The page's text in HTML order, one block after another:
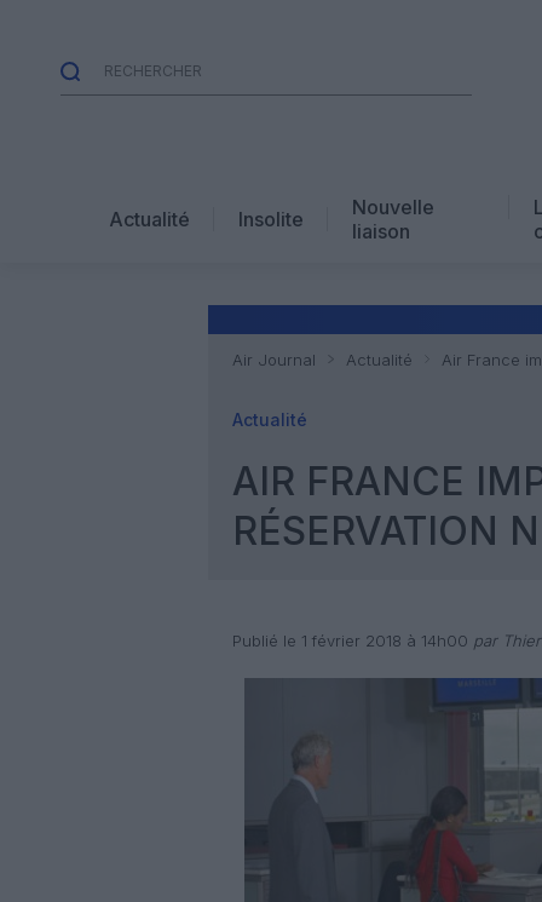
Actualité Insolite
Nouvelle
liaison
Air Journal Actualité Air France
Actualité
AIR FRANCE
RÉSERVATION
Publié le 1 février 2018 à 14h00 par